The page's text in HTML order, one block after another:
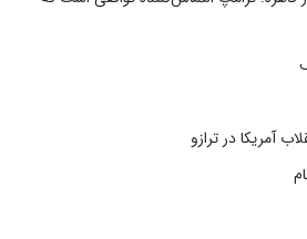
آمریکا در ترازو